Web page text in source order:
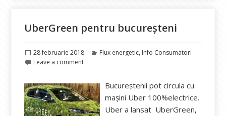
UberGreen pentru bucureșteni
Publicat
pe
28 februarie 2018 Categorii
Flux energetic, Info Consumatori
Leave a comment
Bucureștenii pot circula cu
mașini Uber 100%electrice.
Uber a lansat UberGreen,